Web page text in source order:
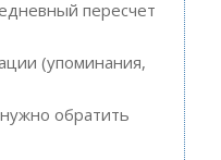
пересчет
(упоминания,
обратить